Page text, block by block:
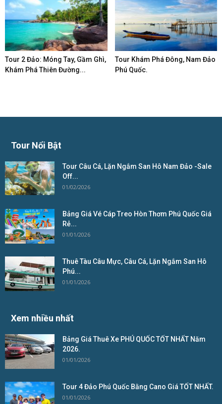
Tour 2 Đảo: Móng Tay, Gầm Ghì,
Khám Phá Thiên Đường...
Tour Khám Phá Đông, Nam Đảo
Phú Quốc.
Tour Nổi Bật
Tour Câu Cá, Lặn Ngắm San Hô Nam Đảo -Sale
Off...
01/02/2026
Bảng Giá Vé Cáp Treo Hòn Thơm Phú Quốc Giá
Rẻ...
01/01/2026
Thuê Tàu Câu Mực, Câu Cá, Lặn Ngắm San Hô
Phú...
01/01/2026
Xem nhiều nhất
Bảng Giá Thuê Xe PHÚ QUỐC TỐT NHẤT Năm
2026.
01/01/2026
Tour 4 Đảo Phú Quốc Bằng Cano Giá TỐT NHẤT.
01/01/2026